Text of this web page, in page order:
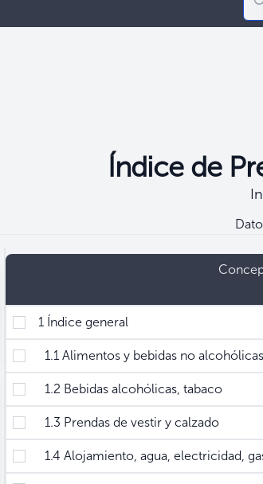
Índice de
Filtros
1 Índice general
1.1 Alimentos y bebidas no alcohólicas
1.2 Bebidas alcohólicas, tabaco
1.3 Prendas de vestir y calzado
1.4 Alojamiento, agua, electricidad,